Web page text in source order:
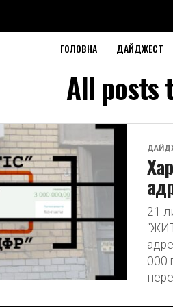
ГОЛОВНА ДАЙДЖЕСТ
All posts
21
000